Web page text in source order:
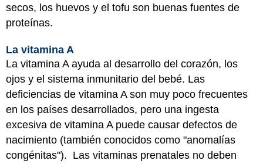
secos, los huevos y el tofu son buenas fuentes de
proteínas.
La vitamina A
La vitamina A ayuda al desarrollo del corazón, los
ojos y el sistema inmunitario del bebé. Las
deficiencias de vitamina A son muy poco frecuentes
en los países desarrollados, pero una ingesta
excesiva de vitamina A puede causar defectos de
nacimiento (también conocidos como "anomalías
congénitas"). Las vitaminas prenatales no deben